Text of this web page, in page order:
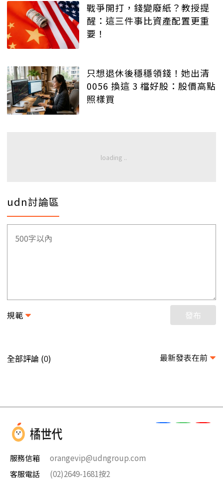
戰爭開打，錢變廢紙？教授提
醒：這三件事比資產配置更重
要！
只想退休後穩穩領錢！她出清
0056 換這 3 檔好股：股價高點
照樣買
udn討論區
規範 發布
全部評論 (0) 最新發表在前
服務信箱
orangevip@udngroup.com
客服電話
(02)2649-1681按2